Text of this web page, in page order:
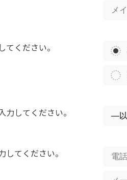
てください。
力してください。
してください。